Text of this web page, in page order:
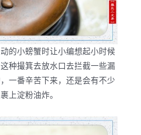
的小螃蟹时让小编想起小时候
种撮箕去放水口去拦截一些漏
一番辛苦下来，还是会有不少
上淀粉油炸。